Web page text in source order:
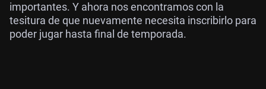
importantes. Y ahora nos encontramos con la
tesitura de que nuevamente necesita inscribirlo para
poder jugar hasta final de temporada.